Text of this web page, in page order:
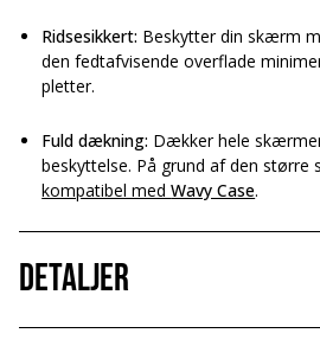
Ridsesikkert: Beskytter din skærm
den fedtafvisende overflade
pletter.
Fuld dækning: Dækker hele
beskyttelse. På grund af den større
kompatibel medWavy Case.
Detaljer